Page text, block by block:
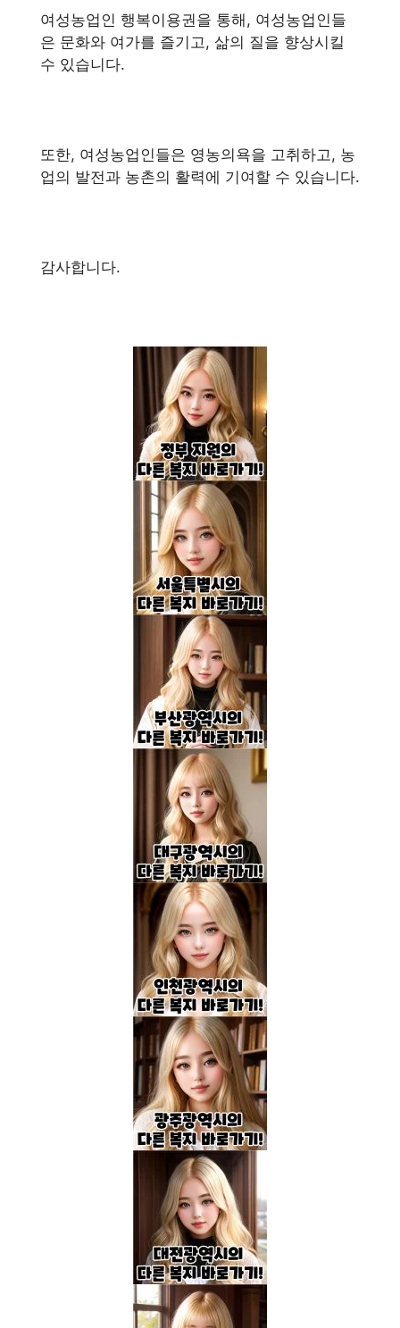
여성농업인 행복이용권을 통해, 여성농업인들
은 문화와 여가를 즐기고, 삶의 질을 향상시킬
수 있습니다.
또한, 여성농업인들은 영농의욕을 고취하고, 농
업의 발전과 농촌의 활력에 기여할 수 있습니다.
감사합니다.